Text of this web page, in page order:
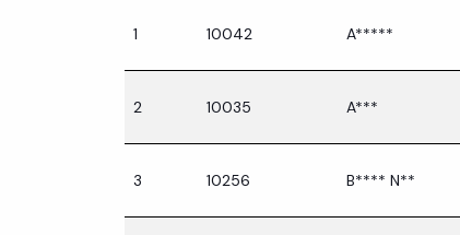
1 10042 A*****
2 10035 A***
3 10256 B**** N**